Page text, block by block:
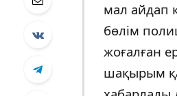
мал айдап​
бөлім
жоғалған
шақырым